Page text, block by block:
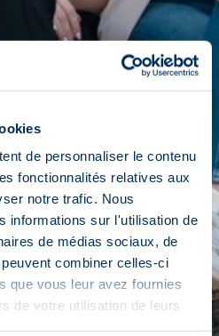
de personnaliser le contenu
fonctionnalités relatives aux
notre trafic. Nous
informations sur l'utilisation de
de médias sociaux, de
combiner celles-ci
que vous leur avez fournies
de votre utilisation de leurs